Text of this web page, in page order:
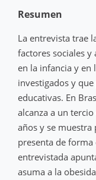
Resumen
La entrevista trae
factores sociales y
en la infancia y en
investigados y
educativas. En
alcanza a un
años y se muestra
presenta de forma
entrevistada
asuma a la